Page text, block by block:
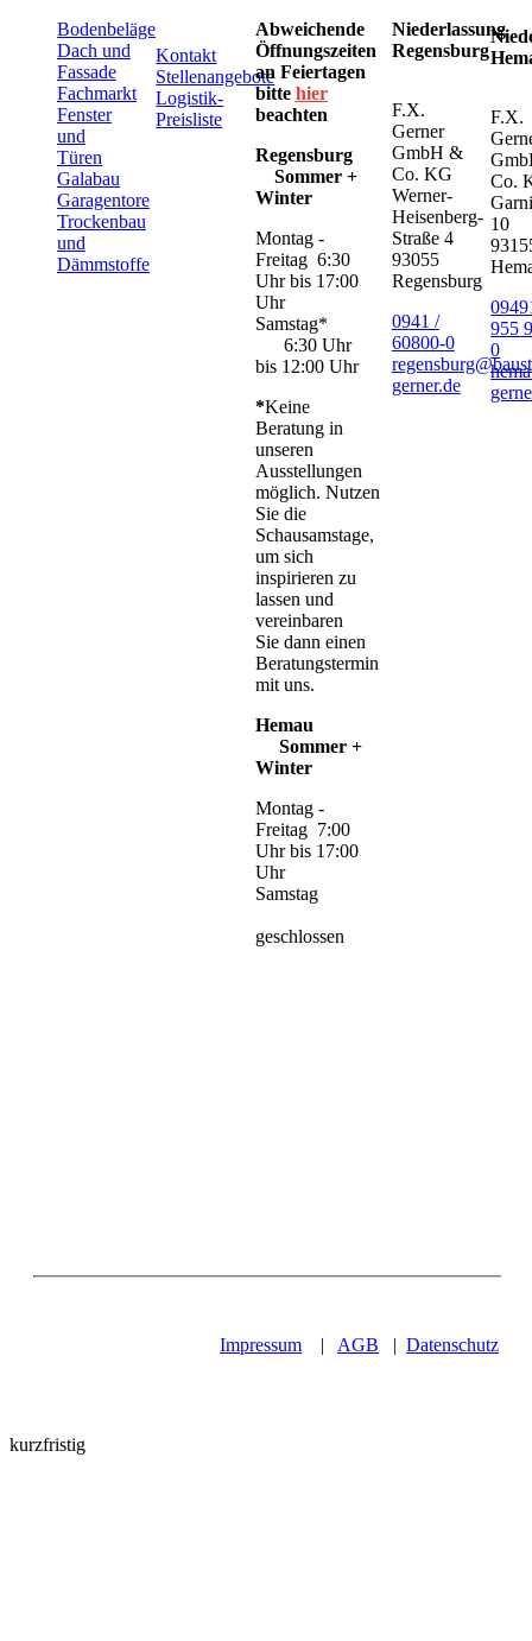
Bodenbeläge
Dach und
Fassade
Fachmarkt
Fenster
und
Türen
Galabau
Garagentore
Trockenbau
und
Dämmstoffe
Kontakt
Stellenangebote
Logistik-
Preisliste
Abweichende
Öffnungszeiten
an Feiertagen
bitte hier
beachten
Regensburg
Sommer +
Winter
Montag -
Freitag 6:30
Uhr bis 17:00
Uhr
Samstag*
6:30 Uhr
bis 12:00 Uhr
*Keine
Beratung in
unseren
Ausstellungen
möglich. Nutzen
Sie die
Schausamstage,
um sich
inspirieren zu
lassen und
vereinbaren
Sie dann einen
Beratungstermin
mit uns.
Hemau
Sommer +
Winter
Montag -
Freitag 7:00
Uhr bis 17:00
Uhr
Samstag
geschlossen
Niederlassung
Regensburg
F.X.
Gerner
GmbH &
Co. KG
Werner-
Heisenberg-
Straße 4
93055
Regensburg
0941 /
60800-0
gerner.de
F.X.
Co.
10
955
0
Impressum | AGB | Datenschutz
kurzfristig